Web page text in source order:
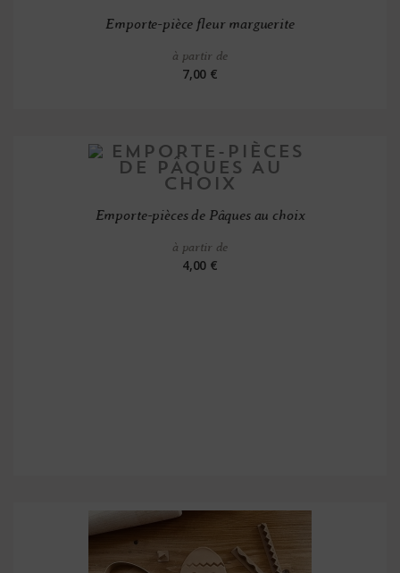
Emporte-pièce fleur marguerite
à partir de
7,00 €
Emporte-pièces de Pâques au choix
à partir de
4,00 €